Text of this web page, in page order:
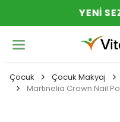
YENI
Çocuk Çocuk Makyaj
Martinelia Crown Nail